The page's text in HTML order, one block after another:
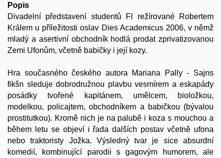
Popis
Divadelní představení studentů FI režírované Robertem
Králem u příležitosti oslav Dies Academicus 2006, v němž
mladý a asertivní obchodník hodlá prodat zprivatizovanou
Zemi Ufonům, včetně babičky i její kozy.
Hra současného českého autora Mariana Pally - Sajns
fikšn sleduje dobrodružnou plavbu vesmírem a eskapády
posádky tvořené kapitánem, umělcem, bioložkou,
modelkou, policajtem, obchodníkem a babičkou (bývalou
prostitutkou). Kromě nich je na palubě i koza s mouchou a
během letu se objeví i řada dalších postav včetně ufona
nebo traktoristy Jožka. Výsledný tvar je sice absurdní
komedií, kombinující parodii s gagovým humorem, ale